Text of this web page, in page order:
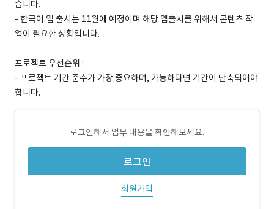
습니다.
- 한국어 앱 출시는 11월에 예정이며 해당 앱출시를 위해서 콘텐츠 작
업이 필요한 상황입니다.
프로젝트 우선순위 :
- 프로젝트 기간 준수가 가장 중요하며, 가능하다면 기간이 단축되어야
합니다.
로그인해서 업무 내용을 확인해보세요.
로그인
회원가입